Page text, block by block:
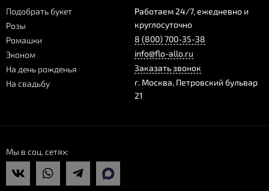
Подобрать букет
Розы
Ромашки
Эконом
На день рожденья
На свадьбу
Работаем 24/7, ежедневно и
круглосуточно
8 (800) 700-35-38
info@flo-allo.ru
Заказать звонок
г. Москва, Петровский бульвар
21
Мы в соц. сетях